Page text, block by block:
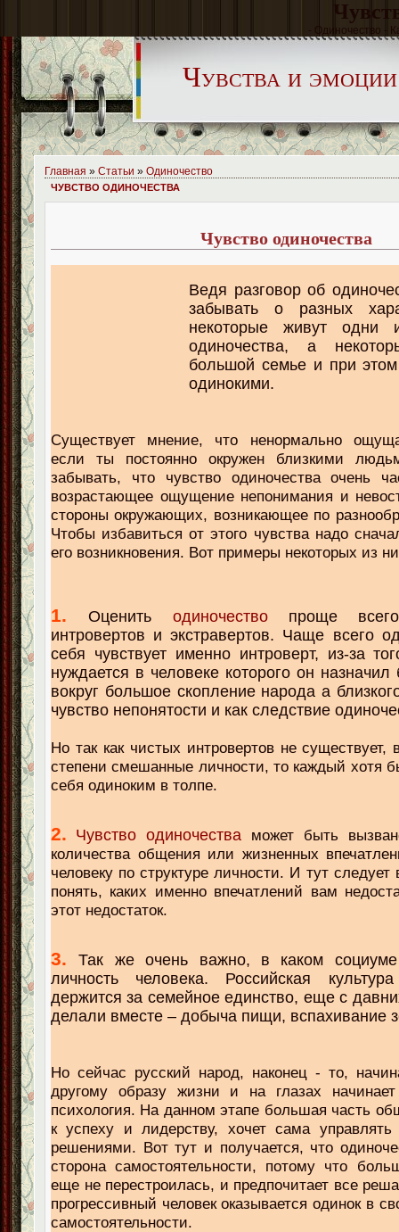
- Одиночество -
Чувства и эмоции
Главная » Статьи » Одиночество
ЧУВСТВО ОДИНОЧЕСТВА
Чувство одиночества
Ведя разговор об
забывать о разных
некоторые живут
одиночества, а
большой семье и при
одинокими.
Существует мнение, что ненормально
если ты постоянно окружен близкими
забывать, что чувство одиночества очень
возрастающее ощущение непонимания и
стороны окружающих, возникающее по
Чтобы избавиться от этого чувства надо
его возникновения. Вот примеры некоторых из
1.Оценить одиночествопроще
интровертов и экстравертов. Чаще всего
себя чувствует именно интроверт, из-за
нуждается в человеке которого он назначил
вокруг большое скопление народа а
чувство непонятости и как следствие
Но так как чистых интровертов не существует,
степени смешанные личности, то каждый хотя
себя одиноким в толпе.
2. Чувство одиночества может быть
количества общения или жизненных
человеку по структуре личности. И тут
понять, каких именно впечатлений вам
этот недостаток.
3.
Так же очень важно, в каком социуме
личность человека. Российская
держится за семейное единство, еще с
делали вместе – добыча пищи, вспахивание
Но сейчас русский народ, наконец - то,
другому образу жизни и на глазах
психология. На данном этапе большая часть
к успеху и лидерству, хочет сама
решениями. Вот тут и получается, что
сторона самостоятельности, потому что
еще не перестроилась, и предпочитает все
прогрессивный человек оказывается одинок в
самостоятельности.